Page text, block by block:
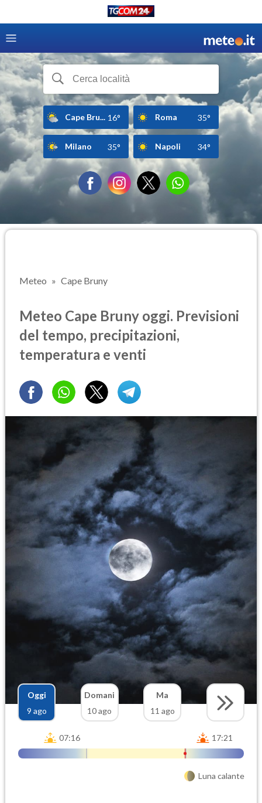
Cape Bru... 16° Roma 35°
Milano 35° Napoli 34°
Meteo Cape Bruny
Meteo Cape Bruny oggi. Previsioni
del tempo, precipitazioni,
temperatura e venti
Oggi
9 ago
Domani
10 ago
Ma
11 ago
07:16 17:21
Luna calante